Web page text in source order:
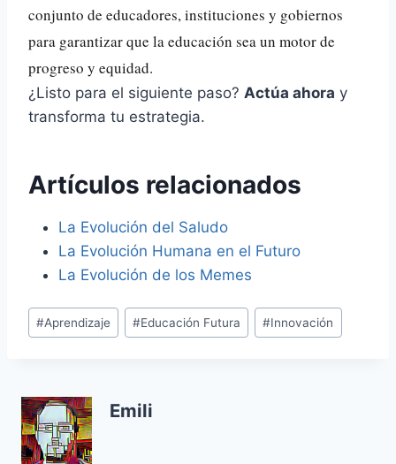
conjunto de educadores, instituciones y gobiernos
para garantizar que la educación sea un motor de
progreso y equidad.
¿Listo para el siguiente paso? Actúa ahora y
transforma tu estrategia.
Artículos relacionados
La Evolución del Saludo
La Evolución Humana en el Futuro
La Evolución de los Memes
Etiquetas
de
#Aprendizaje #Educación Futura #Innovación
Emili